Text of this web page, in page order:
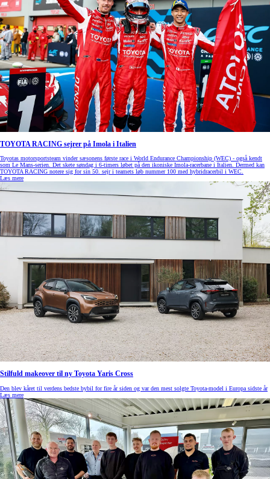
TOYOTA RACING sejrer på Imola i Italien
Toyotas motorsportsteam vinder sæsonens første race i World Endurance Championship (WEC) - også kendt
som Le Mans-serien. Det skete søndag i 6-timers løbet på den ikoniske Imola-racerbane i Italien. Dermed kan
TOYOTA RACING notere sig for sin 50. sejr i teamets løb nummer 100 med hybridracerbil i WEC.
Læs mere
Stilfuld makeover til ny Toyota Yaris Cross
Den blev kåret til verdens bedste bybil for fire år siden og var den mest solgte Toyota-model i Europa sidste år
Læs mere